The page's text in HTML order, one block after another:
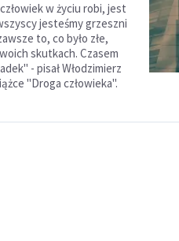
w życiu robi, jest
jesteśmy grzeszni
to, co było złe,
skutkach. Czasem
- pisał Włodzimierz
"Droga człowieka".